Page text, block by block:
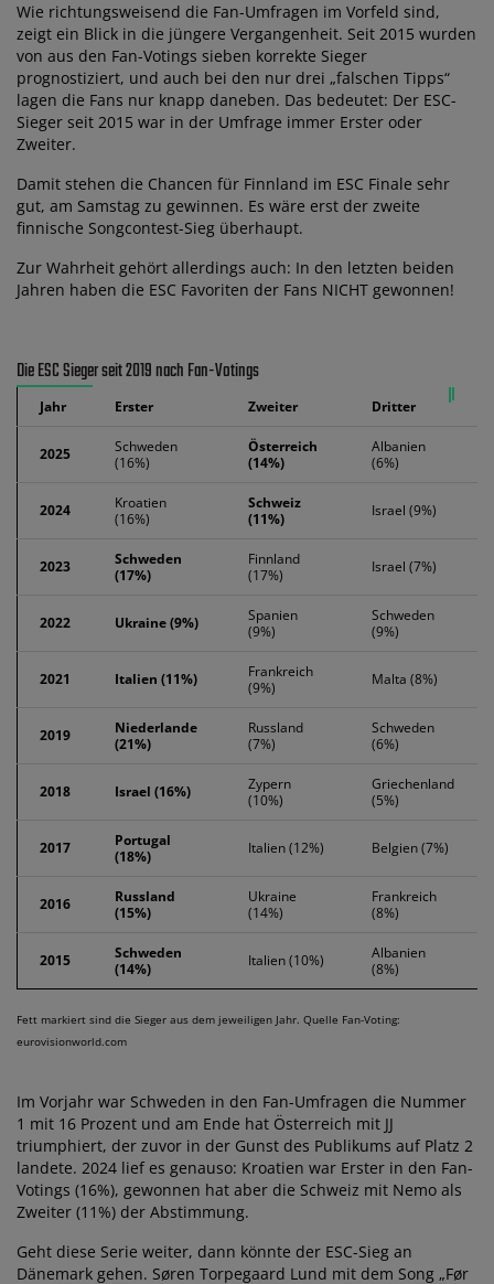
Wie richtungsweisend die Fan-Umfragen im Vorfeld sind,
zeigt ein Blick in die jüngere Vergangenheit. Seit 2015 wurden
von aus den Fan-Votings sieben korrekte Sieger
prognostiziert, und auch bei den nur drei „falschen Tipps“
lagen die Fans nur knapp daneben. Das bedeutet: Der ESC-
Sieger seit 2015 war in der Umfrage immer Erster oder
Zweiter.
Damit stehen die Chancen für Finnland im ESC Finale sehr
gut, am Samstag zu gewinnen. Es wäre erst der zweite
finnische Songcontest-Sieg überhaupt.
Zur Wahrheit gehört allerdings auch: In den letzten beiden
Jahren haben die ESC Favoriten der Fans NICHT gewonnen!
Die ESC Sieger seit 2019 nach Fan-Votings
Jahr Erster Zweiter Dritter
2025
Schweden
(16%)
Österreich
(14%)
Albanien
(6%)
2024
Kroatien
(16%)
Schweiz
(11%)
Israel (9%)
2023
Schweden
(17%)
Finnland
(17%)
Israel (7%)
2022 Ukraine (9%)
Spanien
(9%)
Schweden
(9%)
2021 Italien (11%)
Frankreich
(9%)
Malta (8%)
2019
Niederlande
(21%)
Russland
(7%)
Schweden
(6%)
2018 Israel (16%)
Zypern
(10%)
Griechenland
(5%)
2017
Portugal
(18%)
Italien (12%) Belgien (7%)
2016
Russland
(15%)
Ukraine
(14%)
Frankreich
(8%)
2015
Schweden
(14%)
Italien (10%)
Albanien
(8%)
Fett markiert sind die Sieger aus dem jeweiligen Jahr. Quelle Fan-Voting:
eurovisionworld.com
Im Vorjahr war Schweden in den Fan-Umfragen die Nummer
1 mit 16 Prozent und am Ende hat Österreich mit JJ
triumphiert, der zuvor in der Gunst des Publikums auf Platz 2
landete. 2024 lief es genauso: Kroatien war Erster in den Fan-
Votings (16%), gewonnen hat aber die Schweiz mit Nemo als
Zweiter (11%) der Abstimmung.
Geht diese Serie weiter, dann könnte der ESC-Sieg an
Dänemark gehen. Søren Torpegaard Lund mit dem Song „Før